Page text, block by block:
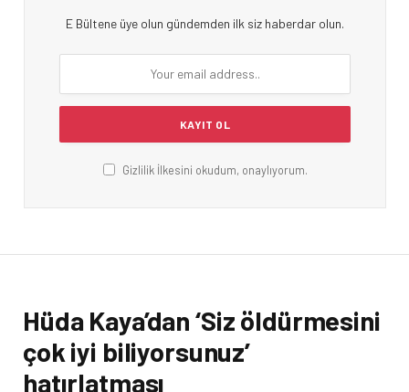
E Bültene üye olun gündemden ilk siz haberdar olun.
Gizlilik İlkesini okudum, onaylıyorum.
Hüda Kaya’dan ‘Siz öldürmesini
çok iyi biliyorsunuz’
hatırlatması